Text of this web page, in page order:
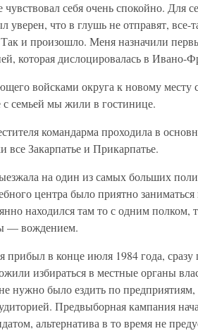
чувствовал себя очень спокойно. Для
уверен, что в глушь не отправят, все-
и произошло. Меня назначили
которая дислоцировалась в Ивано-
войсками округа к новому месту
с семьей мы жили в гостинице.
командарма проходила в
все Закарпатье и Прикарпатье.
на один из самых больших
центра было приятно
находился там то с одним полком,
— вождением.
в конце июля 1984 года, сразу
избираться в местные органы
нужно было ездить по предприятиям,
Предвыборная кампания
альтернатива в то время не